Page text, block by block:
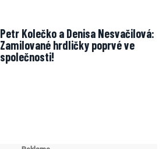
Petr Kolečko a Denisa Nesvačilová:
Zamilované hrdličky poprvé ve
společnosti!